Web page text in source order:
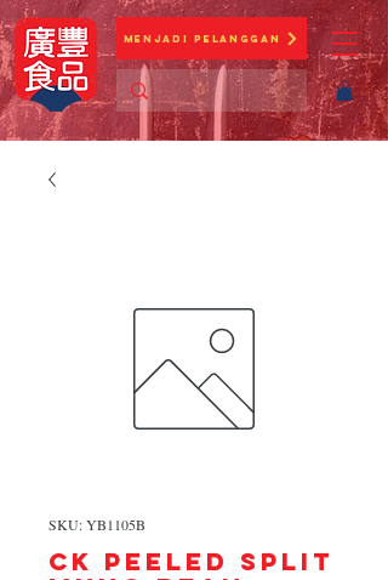
Menjadi Pelanggan
SKU: YB1105B
CK PEELED SPLIT